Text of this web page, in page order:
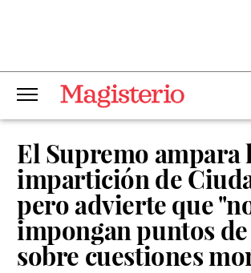
El Supremo ampara
impartición de
pero advierte que
impongan puntos
sobre cuestiones